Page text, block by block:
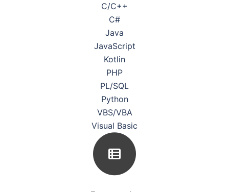
C/C++
C#
Java
JavaScript
Kotlin
PHP
PL/SQL
Python
VBS/VBA
Visual Basic